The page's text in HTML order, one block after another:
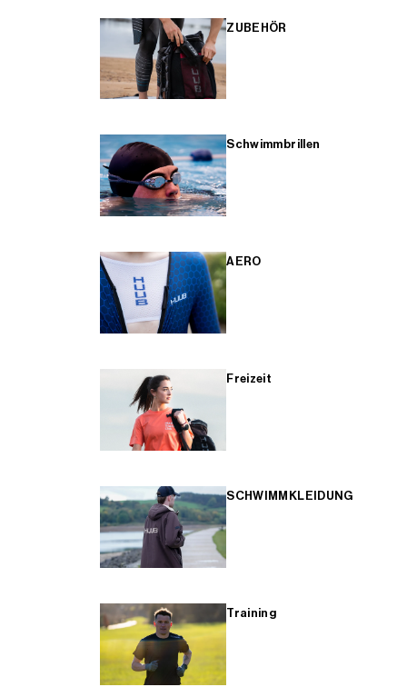
ZUBEHÖR
Schwimmbrillen
AERO
Freizeit
SCHWIMMKLEIDUNG
Training